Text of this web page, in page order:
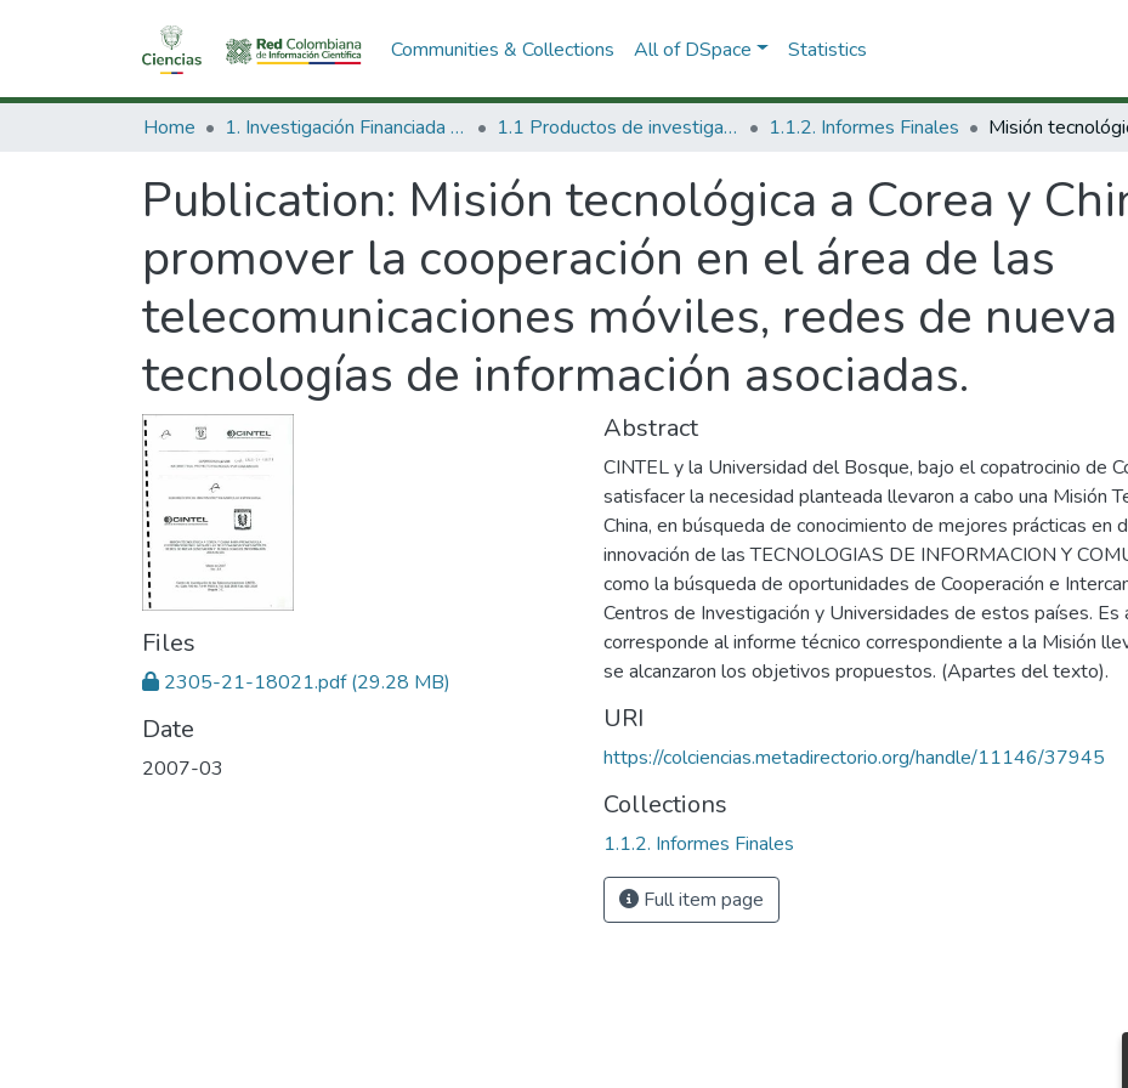
Communities & Collections All of DSpace Statistics
Home 1. Investigación Financiada con Recursos Públicos 1.1 Productos de investigación 1.1.2. Informes Finales
Publication: Misión tecnológica a Corea y
promover la cooperación en el área de las
telecomunicaciones móviles, redes de
tecnologías de información asociadas.
Files
2305-21-18021.pdf(29.28 MB)
Date
2007-03
Abstract
CINTEL y la Universidad del Bosque, bajo el copatrocinio de
satisfacer la necesidad planteada llevaron a cabo una Misión
China, en búsqueda de conocimiento de mejores prácticas en
innovación de las TECNOLOGIAS DE INFORMACION Y
como la búsqueda de oportunidades de Cooperación e
Centros de Investigación y Universidades de estos países.
corresponde al informe técnico correspondiente a la Misión
se alcanzaron los objetivos propuestos. (Apartes del texto).
URI
https://colciencias.metadirectorio.org/handle/11146/37945
Collections
1.1.2. Informes Finales
Full item page